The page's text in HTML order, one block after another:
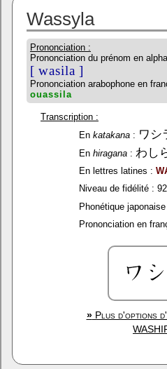
Wassyla
Prononciation :
Prononciation du prénom en
[ wasila ]
Prononciation arabophone en
ouassila
Transcription :
En katakana : ワシ
En hiragana : わし
En lettres latines :
Niveau de fidélité : 92
Phonétique
Prononciation en
»Plus d'options